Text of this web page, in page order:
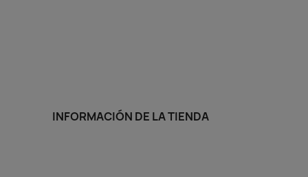
INFORMACIÓN DE LA TIENDA